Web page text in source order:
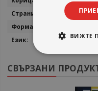
български
СВЪРЗАНИ
ВИЖТЕ